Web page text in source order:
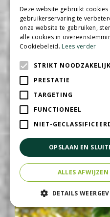
Delphinium
Deze website gebruikt cookies
gebruikerservaring te
onze website te gebruiken,
alle cookies in
Cookiebeleid.Lees verder
STRIKT NOODZAKELIJK
PRESTATIE
TARGETING
FUNCTIONEEL
NIET-
OPSLAAN EN
ALLES AFWIJZEN
DETAILS